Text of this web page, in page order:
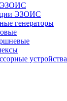
ЭЗОИС
генераторы